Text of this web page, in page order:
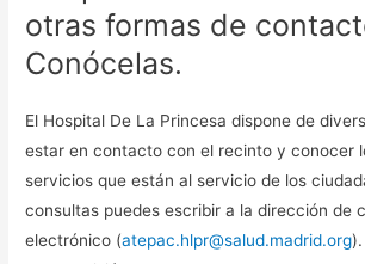
otras formas de
Conócelas.
El Hospital De La Princesa dispone de
estar en contacto con el recinto y conocer
servicios que están al servicio de los
consultas puedes escribir a la dirección de
electrónico (atepac.hlpr@salud.madrid.org